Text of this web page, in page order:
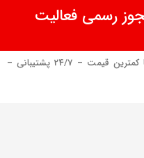
رسمی فعالیت
عکاس مارکت فروش مستقیم محصولات با کمترین قیمت – 24/7 پشتیبانی –